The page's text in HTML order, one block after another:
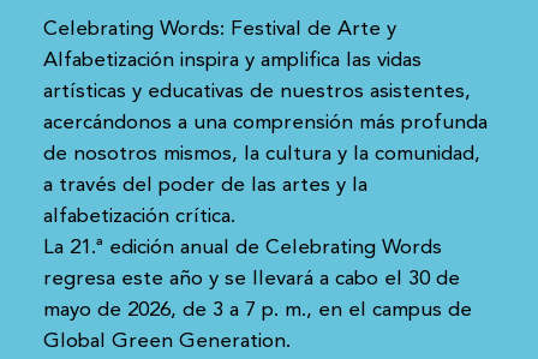
Celebrating Words: Festival de Arte y
Alfabetización inspira y amplifica las vidas
artísticas y educativas de nuestros asistentes,
acercándonos a una comprensión más profunda
de nosotros mismos, la cultura y la comunidad,
a través del poder de las artes y la
alfabetización crítica.
La 21.ª edición anual de Celebrating Words
regresa este año y se llevará a cabo el 30 de
mayo de 2026, de 3 a 7 p. m., en el campus de
Global Green Generation.